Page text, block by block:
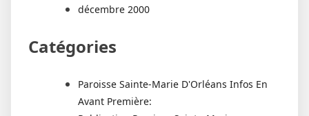
décembre 2000
Catégories
Paroisse Sainte-Marie D'Orléans Infos En
Avant Première: